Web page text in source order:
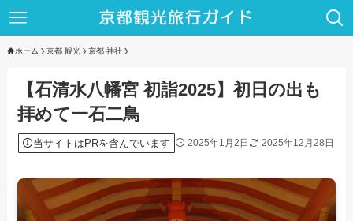
ホーム 京都 観光 京都 神社
【石清水八幡宮 初詣2025】初日の出も
拝めて一石二鳥
当サイトはPRを含んでいます 2025年1月2日 2025年12月28日